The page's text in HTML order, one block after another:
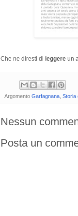
Che ne diresti di leggere un
Argomento Garfagnana Storia
Nessun
Posta un